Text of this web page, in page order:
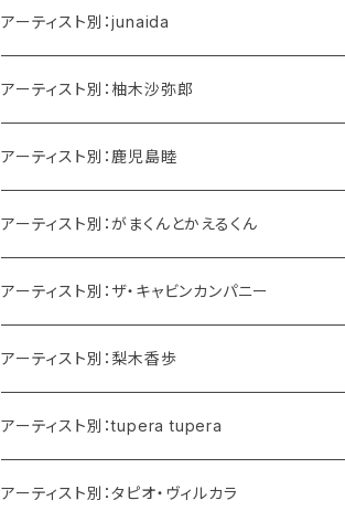
アーティスト別：junaida
アーティスト別：柚木沙弥郎
アーティスト別：鹿児島睦
アーティスト別：がまくんとかえるくん
アーティスト別：ザ・キャビンカンパニー
アーティスト別：梨木香歩
アーティスト別：tupera tupera
アーティスト別：タピオ・ヴィルカラ